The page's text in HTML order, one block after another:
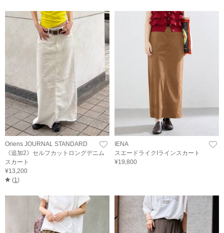
Oriens JOURNAL STANDARD
《追加2》セルフカットロングデニム
スカート
¥13,200
(1)
IENA
スエードライクIラインスカート
¥19,800